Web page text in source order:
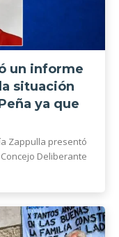
un informe
situación
ya que
Zappulla presentó
Deliberante